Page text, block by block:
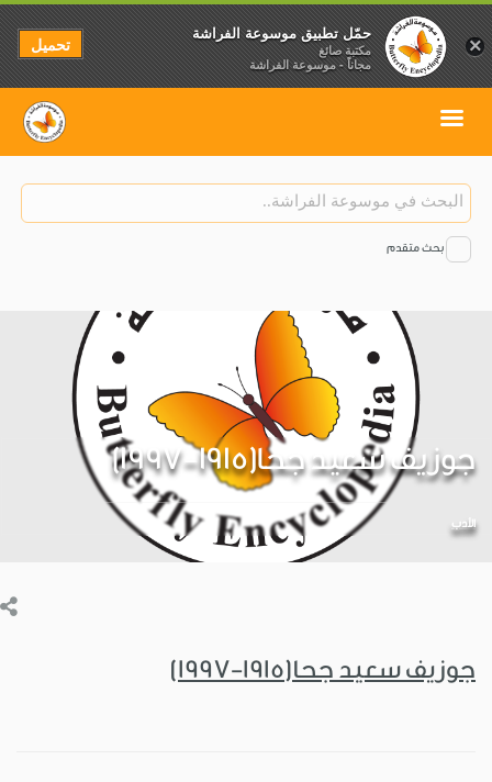
بحث متقدم
جوزيف سعيد جحا(1915-1997)
الأدب
جوزيف سعيد جحا(1915-1997)
×
حمّل تطبيق موسوعة الفراشة
مكتبة صائغ
مجاناً - موسوعة الفراشة
تحميل